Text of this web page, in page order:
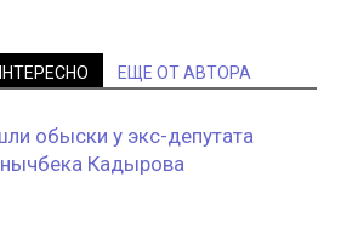
ЕЩЕ ОТ АВТОРА
обыски у экс-депутата
Кадырова